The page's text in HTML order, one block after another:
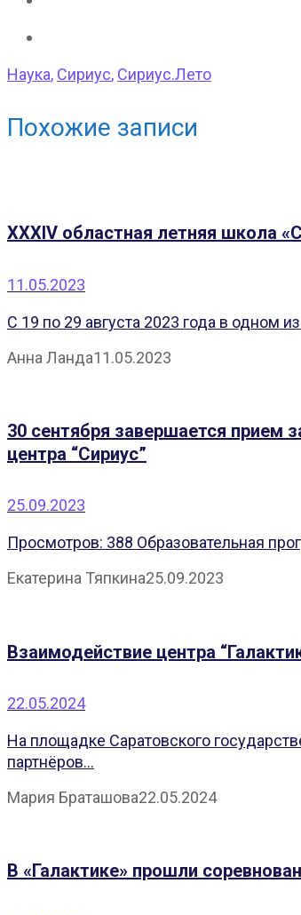
Наука, Сириус, Сириус.Лето
Похожие записи
XXXIV областная летняя школа
11.05.2023
С 19 по 29 августа 2023 года в одном
Анна Ланда11.05.2023
30 сентября завершается прием
центра “Сириус”
25.09.2023
Просмотров: 388 Образовательная
Екатерина Тяпкина25.09.2023
Взаимодействие центра
22.05.2024
На площадке Саратовского
партнёров...
Мария Браташова22.05.2024
В «Галактике» прошли